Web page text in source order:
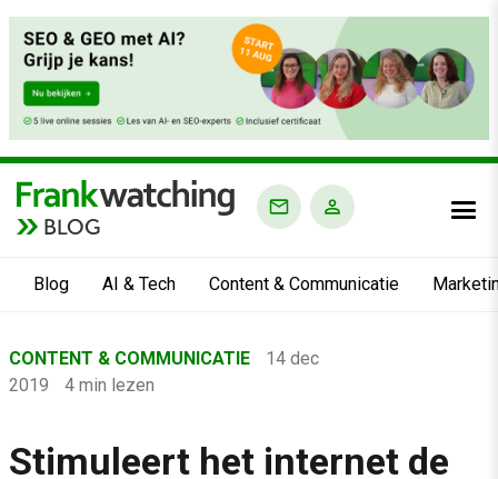
BLOG
Blog AI & Tech Content & Communicatie
›
CONTENT & COMMUNICATIE
14 dec
2019
4 min lezen
Stimuleert het internet de